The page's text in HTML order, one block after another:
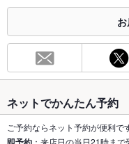
お席
総席数 66席(飲み放題
最大宴会収
容人数
70人(36名様ま
個室 なし ：28名～
ネットでかんたん予約
ご予約ならネット予約が便利です
：来店日の当日21時まで